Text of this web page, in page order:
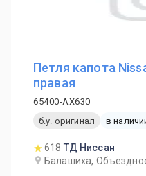
Петля капота
правая
65400-AX630
б.у. оригинал
в
618 ТД Ниссан
Балашиха,